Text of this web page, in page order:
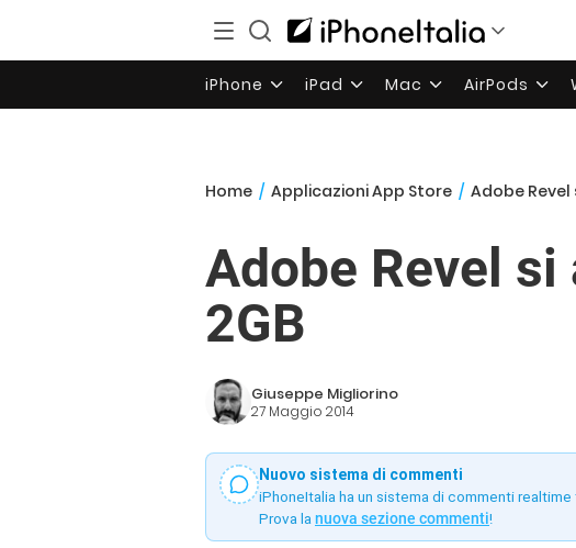
iPhone iPad Mac AirPods
Home / Applicazioni App Store / Adobe
Adobe Revel
2GB
Giuseppe Migliorino
27 Maggio 2014
Nuovo sistema di commenti
iPhoneItalia ha un sistema di commenti
Prova la nuova sezione commenti!